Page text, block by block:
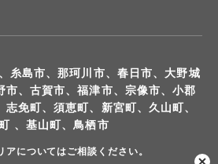
糸島市、那珂川市、春日市、大野城
市、古賀市、福津市、宗像市、小郡
免町、須恵町、新宮町、久山町、
、基山町、鳥栖市
についてはご相談ください。